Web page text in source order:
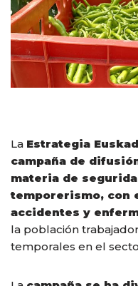
La Estrategia
campaña de
materia de
temporerismo, con
accidentes y
la población
temporales en el